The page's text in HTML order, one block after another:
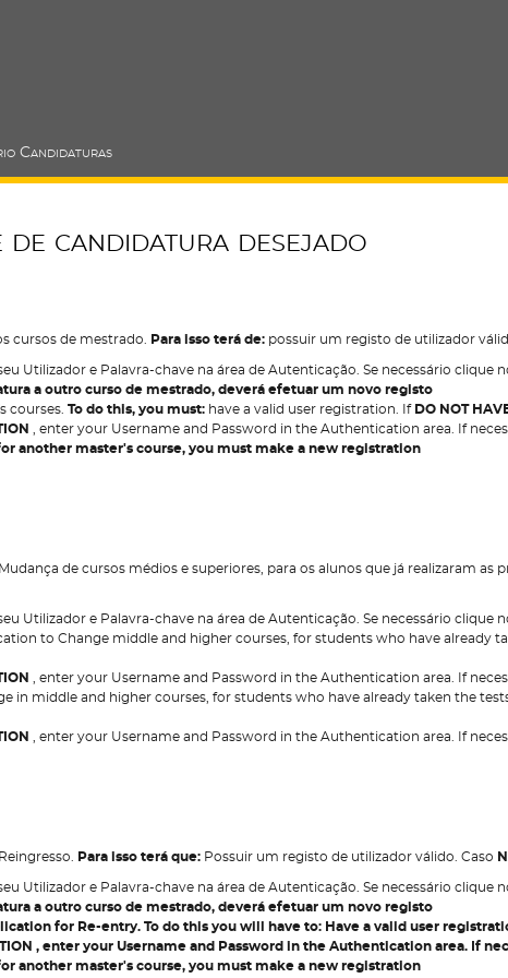
Candidaturas
de candidatura desejado
cursos de mestrado. Para isso terá de: possuir um registo de utilizador
seu Utilizador e Palavra-chave na área de Autenticação. Se necessário
a outro curso de mestrado, deverá efetuar um novo registo
courses. To do this, you must: have a valid user registration. If DO NOT
, enter your Username and Password in the Authentication area. If
another master's course, you must make a new registration
de cursos médios e superiores, para os alunos que já realizaram as
seu Utilizador e Palavra-chave na área de Autenticação. Se necessário
to Change middle and higher courses, for students who have already
, enter your Username and Password in the Authentication area. If
in middle and higher courses, for students who have already taken the
, enter your Username and Password in the Authentication area. If
Para isso terá que: Possuir um registo de utilizador válido. Caso
seu Utilizador e Palavra-chave na área de Autenticação. Se necessário
a outro curso de mestrado, deverá efetuar um novo registo
for Re-entry. To do this you will have to: Have a valid user
, enter your Username and Password in the Authentication area. If
another master's course, you must make a new registration